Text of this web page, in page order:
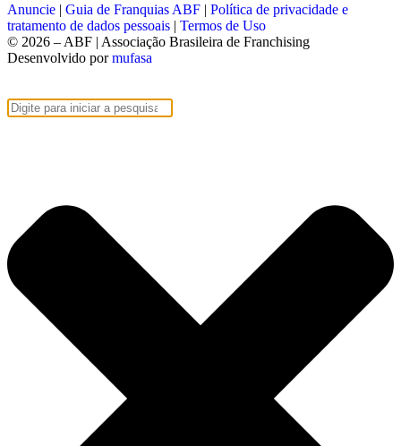
Anuncie | Guia de Franquias ABF | Política de privacidade e
tratamento de dados pessoais | Termos de Uso
© 2026 – ABF | Associação Brasileira de Franchising
Desenvolvido pormufasa